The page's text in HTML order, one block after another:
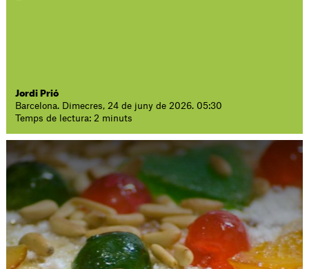
Jordi Prió
Barcelona. Dimecres, 24 de juny de 2026. 05:30
Temps de lectura: 2 minuts